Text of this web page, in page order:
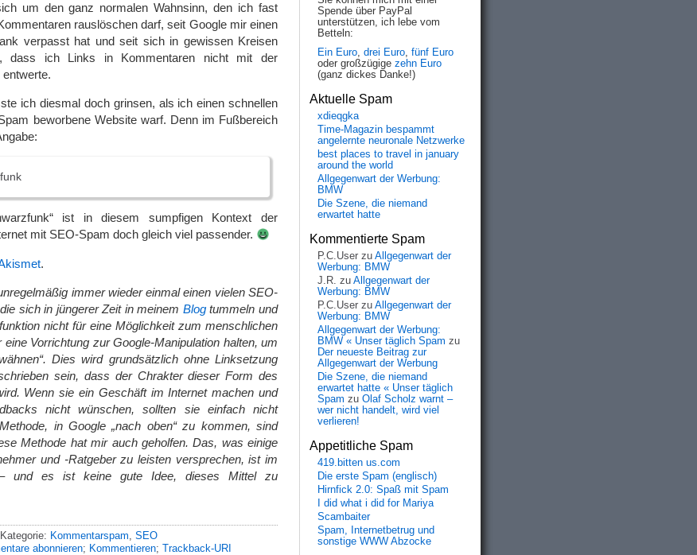
um den ganz normalen Wahnsinn, den ich fast
rauslöschen darf, seit Google mir einen
verpasst hat und seit sich in gewissen Kreisen
dass ich Links in Kommentaren nicht mit der
ich diesmal doch grinsen, als ich einen schnellen
beworbene Website warf. Denn im Fußbereich
ist in diesem sumpfigen Kontext der
mit SEO-Spam doch gleich viel passender.
.
immer wieder einmal einen vielen SEO-
sich in jüngerer Zeit in meinem Blogtummeln und
nicht für eine Möglichkeit zum menschlichen
Vorrichtung zur Google-Manipulation halten, um
Dies wird grundsätzlich ohne Linksetzung
sein, dass der Chrakter dieser Form des
Wenn sie ein Geschäft im Internet machen und
nicht wünschen, sollten sie einfach nicht
in Google „nach oben“ zu kommen, sind
Methode hat mir auch geholfen. Das, was einige
und -Ratgeber zu leisten versprechen, ist im
– und es ist keine gute Idee, dieses Mittel zu
Kategorie: Kommentarspam SEO
abonnieren; Kommentieren; Trackback-URI
Spende über PayPal
unterstützen, ich lebe vom
Betteln:
Ein Euro, drei Euro, fünf Euro
oder großzügige zehn Euro
(ganz dickes Danke!)
Aktuelle Spam
xdieqgka
Time-Magazin bespammt
angelernte neuronale Netzwerke
best places to travel in january
around the world
Allgegenwart der Werbung:
BMW
Die Szene, die niemand
erwartet hatte
Kommentierte Spam
P.C.User zu Allgegenwart der
Werbung: BMW
J.R. zu Allgegenwart der
Werbung: BMW
P.C.User zu Allgegenwart der
Werbung: BMW
Allgegenwart der Werbung:
BMW « Unser täglich Spam zu
Der neueste Beitrag zur
Allgegenwart der Werbung
Die Szene, die niemand
erwartet hatte « Unser täglich
Spam zu Olaf Scholz warnt –
wer nicht handelt, wird viel
verlieren!
Appetitliche Spam
419.bitten us.com
Die erste Spam (englisch)
Hirnfick 2.0: Spaß mit Spam
I did what i did for Mariya
Scambaiter
Spam, Internetbetrug und
sonstige WWW Abzocke